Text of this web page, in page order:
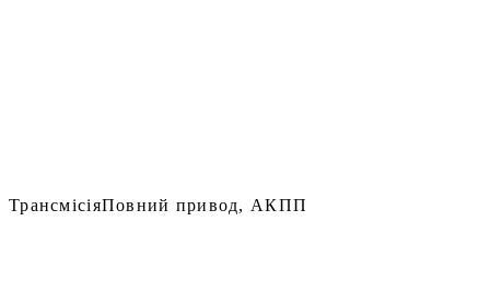
ТрансмісіяПовний привод, АКПП